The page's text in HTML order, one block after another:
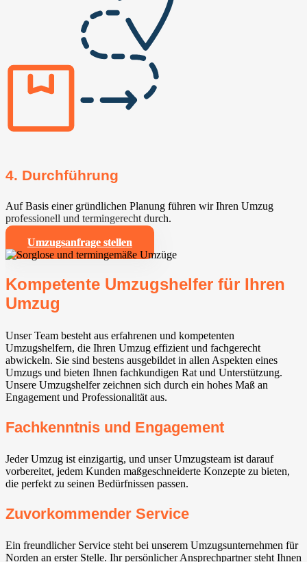
4. Durchführung
Auf Basis einer gründlichen Planung führen wir Ihren Umzug
professionell und termingerecht durch.
Umzugsanfrage stellen
Kompetente Umzugshelfer für Ihren
Umzug
Unser Team besteht aus erfahrenen und kompetenten
Umzugshelfern, die Ihren Umzug effizient und fachgerecht
abwickeln. Sie sind bestens ausgebildet in allen Aspekten eines
Umzugs und bieten Ihnen fachkundigen Rat und Unterstützung.
Unsere Umzugshelfer zeichnen sich durch ein hohes Maß an
Engagement und Professionalität aus.
Fachkenntnis und Engagement
Jeder Umzug ist einzigartig, und unser Umzugsteam ist darauf
vorbereitet, jedem Kunden maßgeschneiderte Konzepte zu bieten,
die perfekt zu seinen Bedürfnissen passen.
Zuvorkommender Service
Ein freundlicher Service steht bei unserem Umzugsunternehmen für
Norden an erster Stelle. Ihr persönlicher Ansprechpartner steht Ihnen